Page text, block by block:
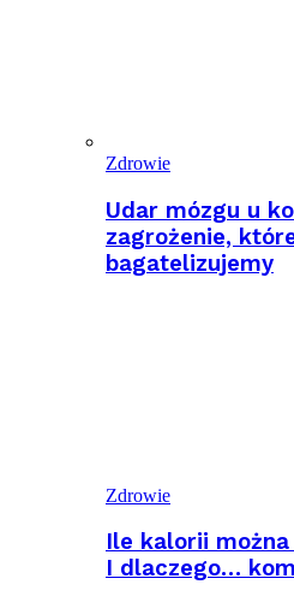
Zdrowie
Udar mózgu u
zagrożenie,
bagatelizujemy
Zdrowie
Ile kalorii
I dlaczego…